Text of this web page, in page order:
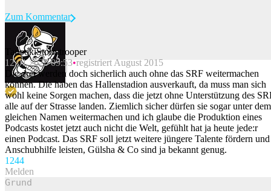
Beitrag melden
Zum Kommentar
TanookiStormtrooper
12.01.2025 09:53 registriert August 2015
Die drei werden doch sicherlich auch ohne das SRF weitermachen
können. Die haben das Hallenstadion ausverkauft, da muss man sich
wohl keine Sorgen machen, dass die jetzt ohne Unterstützung des
alle auf der Strasse landen. Ziemlich sicher dürfen sie sogar unter dem
gleichen Namen weitermachen und ich glaube die Produktion eines
Podcasts kostet jetzt auch nicht die Welt, gefühlt hat ja heute jede:r
einen Podcast. Das SRF soll jetzt weitere jüngere Talente fördern und
Anschubhilfe leisten, Gülsha & Co sind ja bekannt genug.
1244
Melden